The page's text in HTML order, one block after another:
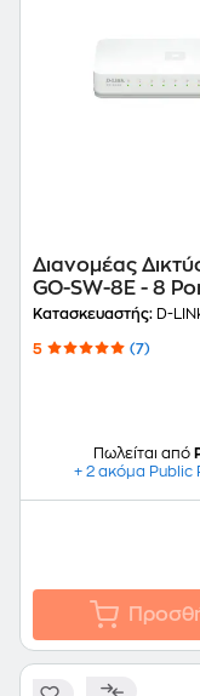
Διανομέας
GO-SW-8E - 8
Network Switch
Κατασκευαστής: D-
5 (7)
Πωλείται από
+ 2 ακόμα Public